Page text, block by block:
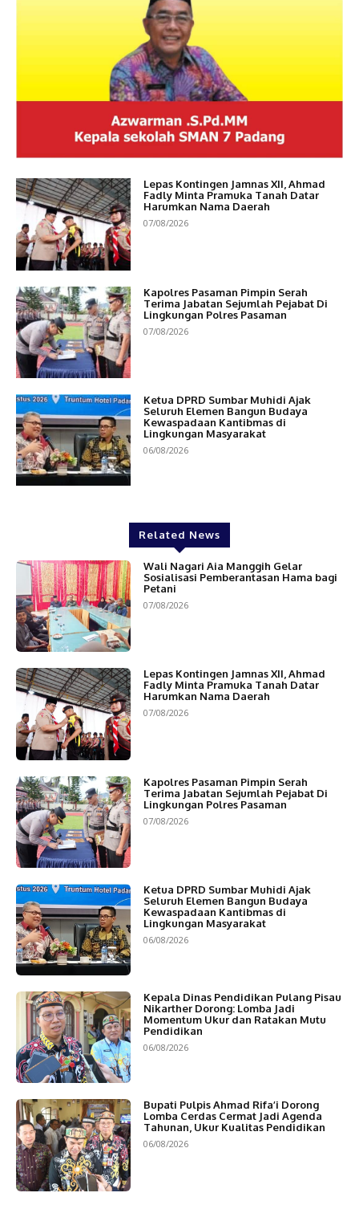
Lepas Kontingen Jamnas XII, Ahmad
Fadly Minta Pramuka Tanah Datar
Harumkan Nama Daerah
07/08/2026
Kapolres Pasaman Pimpin Serah
Terima Jabatan Sejumlah Pejabat Di
Lingkungan Polres Pasaman
07/08/2026
Ketua DPRD Sumbar Muhidi Ajak
Seluruh Elemen Bangun Budaya
Kewaspadaan Kantibmas di
Lingkungan Masyarakat
06/08/2026
Related News
Wali Nagari Aia Manggih Gelar
Sosialisasi Pemberantasan Hama bagi
Petani
07/08/2026
Lepas Kontingen Jamnas XII, Ahmad
Fadly Minta Pramuka Tanah Datar
Harumkan Nama Daerah
07/08/2026
Kapolres Pasaman Pimpin Serah
Terima Jabatan Sejumlah Pejabat Di
Lingkungan Polres Pasaman
07/08/2026
Ketua DPRD Sumbar Muhidi Ajak
Seluruh Elemen Bangun Budaya
Kewaspadaan Kantibmas di
Lingkungan Masyarakat
06/08/2026
Kepala Dinas Pendidikan Pulang Pisau
Nikarther Dorong: Lomba Jadi
Momentum Ukur dan Ratakan Mutu
Pendidikan
06/08/2026
Bupati Pulpis Ahmad Rifa’i Dorong
Lomba Cerdas Cermat Jadi Agenda
Tahunan, Ukur Kualitas Pendidikan
06/08/2026